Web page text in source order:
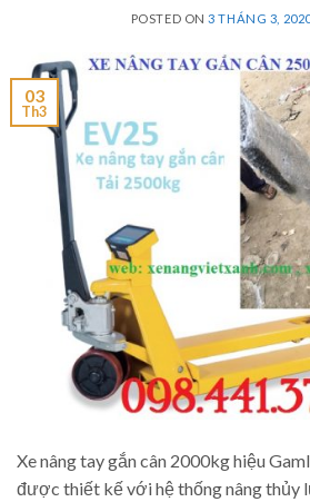
POSTED ON3 THÁNG 3,
03
Th3
Xe nâng tay gắn cân 2000kg hiệu
được thiết kế với hệ thống nâng thủy